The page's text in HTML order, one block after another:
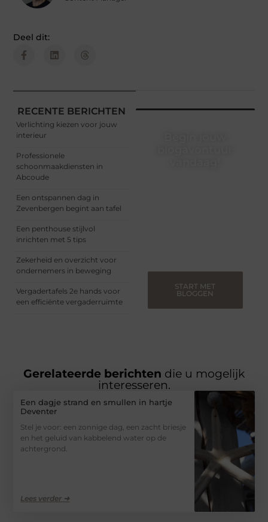
Deel dit:
RECENTE BERICHTEN
Verlichting kiezen voor jouw
interieur
Professionele
schoonmaakdiensten in
Abcoude
Een ontspannen dag in
Zevenbergen begint aan tafel
Een penthouse stijlvol
inrichten met 5 tips
Zekerheid en overzicht voor
ondernemers in beweging
Vergadertafels 2e hands voor
een efficiënte vergaderruimte
START MET
BLOGGEN
Gerelateerde berichten die u mogelijk
interesseren.
Een dagje strand en smullen in hartje
Deventer
Stel je voor: een zonnige dag, een zacht briesje
en het geluid van kabbelend water op de
achtergrond.
Lees verder ➜